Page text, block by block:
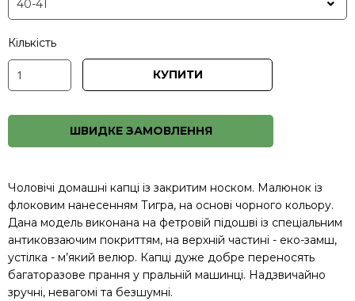
Кількість
КУПИТИ
ШВИДКЕ ЗАМОВЛЕННЯ
Чоловічі домашні капці із закритим носком. Малюнок із
флоковим нанесенням Тигра, на основі чорного кольору.
Дана модель виконана на фетровій підошві із спеціальним
антиковзаючим покриттям, на верхній частині - еко-замш,
устілка - м’який велюр. Капці дуже добре переносять
багаторазове прання у пральній машинці. Надзвичайно
зручні, невагомі та безшумні.